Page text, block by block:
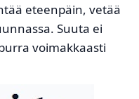
eteenpäin, vetää
Suuta ei
voimakkaasti